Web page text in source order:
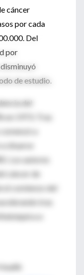
cáncer
por cada
Del
por
de estudio.
del
en 1973. Tras
a
situarse
Los autores
cáncer de
el comienzo del
tras
a